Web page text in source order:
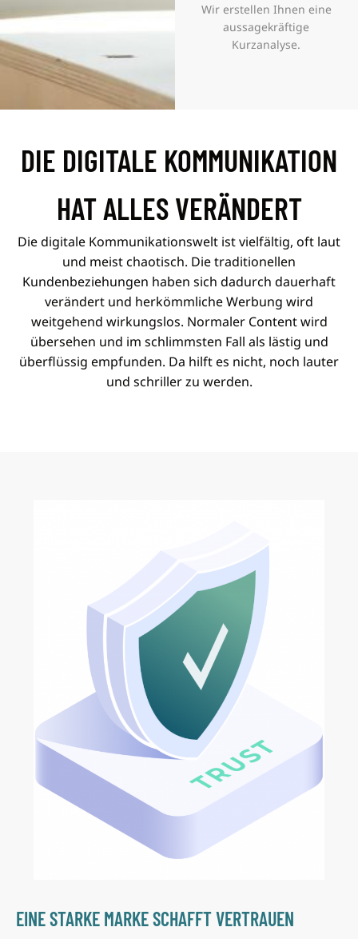
Wir erstellen Ihnen eine
aussagekräftige
Kurzanalyse.
DIE DIGITALE KOMMUNIKATION
HAT ALLES VERÄNDERT
Die digitale Kommunikationswelt ist vielfältig, oft laut
und meist chaotisch. Die traditionellen
Kundenbeziehungen haben sich dadurch dauerhaft
verändert und herkömmliche Werbung wird
weitgehend wirkungslos. Normaler Content wird
übersehen und im schlimmsten Fall als lästig und
überflüssig empfunden. Da hilft es nicht, noch lauter
und schriller zu werden.
EINE STARKE MARKE SCHAFFT VERTRAUEN